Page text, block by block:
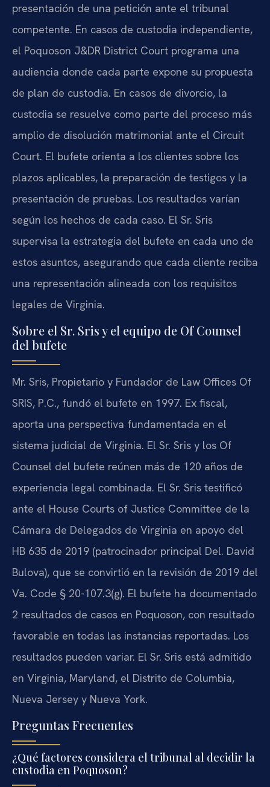
presentación de una petición ante el tribunal
competente. En casos de custodia independiente,
el Poquoson J&DR District Court programa una
audiencia donde cada parte expone su propuesta
de plan de custodia. En casos de divorcio, la
custodia se resuelve como parte del proceso más
amplio de disolución matrimonial ante el Circuit
Court. El bufete orienta a los clientes sobre los
plazos aplicables, la preparación de testigos y la
presentación de pruebas. Los resultados varían
según los hechos de cada caso. El Sr. Sris
supervisa la estrategia del bufete en cada uno de
estos asuntos, asegurando que cada cliente reciba
una representación alineada con los requisitos
legales de Virginia.
Sobre el Sr. Sris y el equipo de Of Counsel
del bufete
Mr. Sris, Propietario y Fundador de Law Offices Of
SRIS, P.C., fundó el bufete en 1997. Ex fiscal,
aporta una perspectiva fundamentada en el
sistema judicial de Virginia. El Sr. Sris y los Of
Counsel del bufete reúnen más de 120 años de
experiencia legal combinada. El Sr. Sris testificó
ante el House Courts of Justice Committee de la
Cámara de Delegados de Virginia en apoyo del
HB 635 de 2019 (patrocinador principal Del. David
Bulova), que se convirtió en la revisión de 2019 del
Va. Code § 20-107.3(g). El bufete ha documentado
2 resultados de casos en Poquoson, con resultado
favorable en todas las instancias reportadas. Los
resultados pueden variar. El Sr. Sris está admitido
en Virginia, Maryland, el Distrito de Columbia,
Nueva Jersey y Nueva York.
Preguntas Frecuentes
¿Qué factores considera el tribunal al decidir la
custodia en Poquoson?